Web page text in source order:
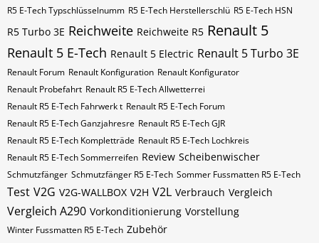
R5 E-Tech​​​​ Typschlüsselnumm R5 E-Tech​​​​​ Herstellerschlü R5 E-Tech​​​​​ HSN
R5 Turbo 3E Reichweite Reichweite R5 Renault 5
Renault 5 E-Tech Renault 5 Electric Renault 5 Turbo 3E
Renault Forum Renault Konfiguration Renault Konfigurator
Renault Probefahrt Renault R5 E-Tech Allwetterrei
Renault R5 E-Tech Fahrwerk t Renault R5 E-Tech Forum
Renault R5 E-Tech Ganzjahresre Renault R5 E-Tech GJR
Renault R5 E-Tech Kompletträde Renault R5 E-Tech Lochkreis
Renault R5 E-Tech Sommerreifen Review Scheibenwischer
Schmutzfänger Schmutzfänger R5 E-Tech Sommer Fussmatten R5 E-Tech
Test V2G V2G-WALLBOX V2H V2L Verbrauch Vergleich
Vergleich A290 Vorkonditionierung Vorstellung
Winter Fussmatten R5 E-Tech Zubehör